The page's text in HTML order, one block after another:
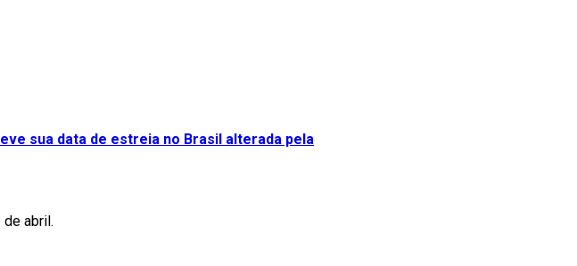
sua data de estreia no Brasil alterada pela
abril.